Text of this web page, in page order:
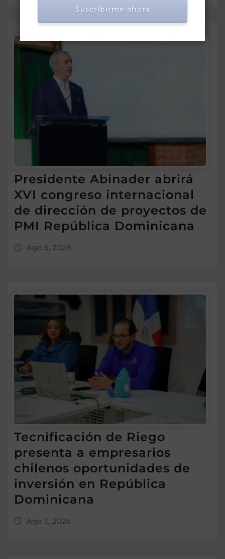
Presidente Abinader abrirá
XVI congreso internacional
de dirección de proyectos de
PMI República Dominicana
Ago 5, 2026
Tecnificación de Riego
presenta a empresarios
chilenos oportunidades de
inversión en República
Dominicana
Ago 5, 2026
Suscribirme ahora